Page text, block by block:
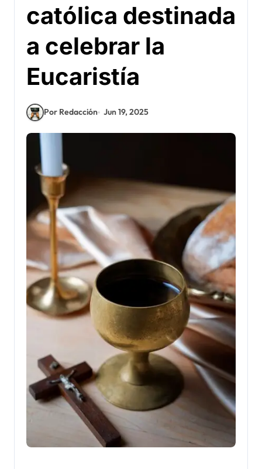
católica destinada
a celebrar la
Eucaristía
Por Redacción Jun 19, 2025